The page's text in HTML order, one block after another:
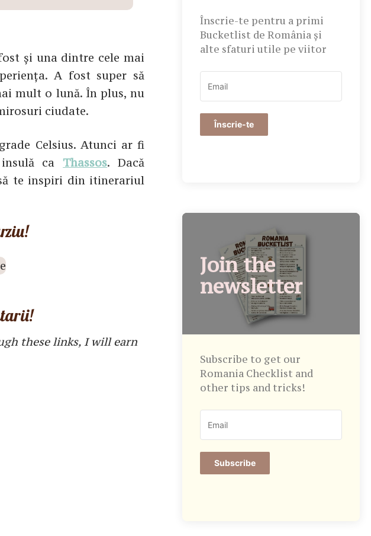
și una dintre cele mai
A fost super să
mult o lună. În plus, nu
ciudate.
Celsius. Atunci ar fi
ca Thassos. Dacă
te inspiri din itinerariul
these links, I will earn
Înscrie-te pentru a primi
Bucketlist de România și
alte sfaturi utile pe viitor
Înscrie-te
Join the
newsletter
Subscribe to get our
Romania Checklist and
other tips and tricks!
Subscribe